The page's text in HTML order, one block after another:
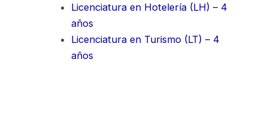
Licenciatura en Hotelería (LH) – 4
años
Licenciatura en Turismo (LT) – 4
años